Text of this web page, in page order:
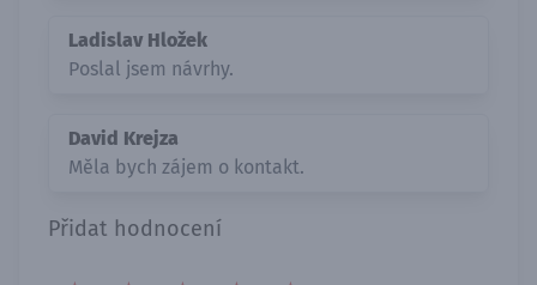
Ladislav Hložek
Poslal jsem návrhy.
David Krejza
Měla bych zájem o kontakt.
Přidat hodnocení